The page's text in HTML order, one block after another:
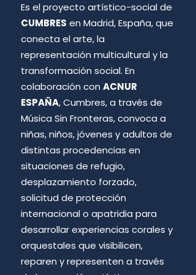
Es el proyecto artístico-social de
CUMBRES en Madrid, España, que
conecta el arte, la
representación multicultural y la
transformación social. En
colaboración con ACNUR
ESPAÑA, Cumbres, a través de
Música Sin Fronteras, convoca a
niñas, niños, jóvenes y adultos de
distintas procedencias en
situaciones de refugio,
desplazamiento forzado,
solicitud de protección
internacional o apatridia para
desarrollar experiencias corales y
orquestales que visibilicen,
reparen y representen a través